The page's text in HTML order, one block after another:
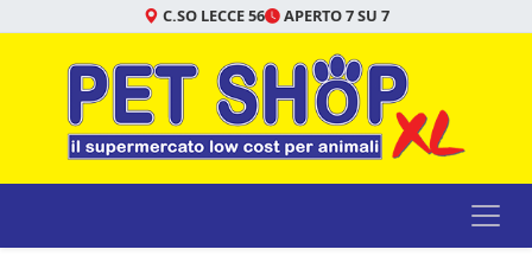
C.SO LECCE 56 APERTO 7 SU 7